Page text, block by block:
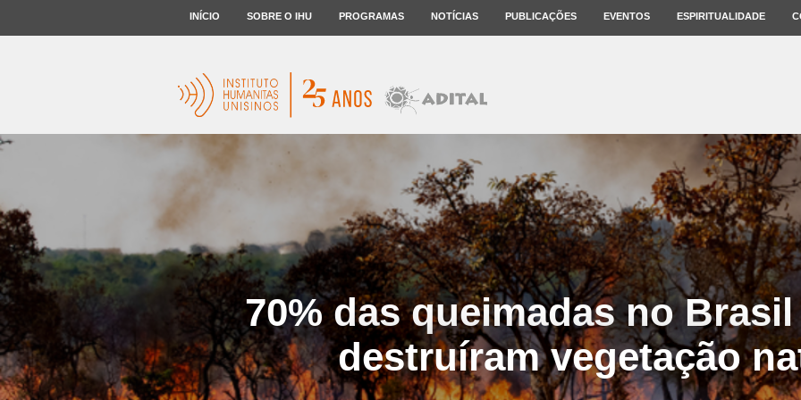
INÍCIO SOBRE O IHU PROGRAMAS NOTÍCIAS PUBLICAÇÕES EVENTOS ESPIRITUALIDADE
70% das queimadas no Brasil
destruíram vegetação